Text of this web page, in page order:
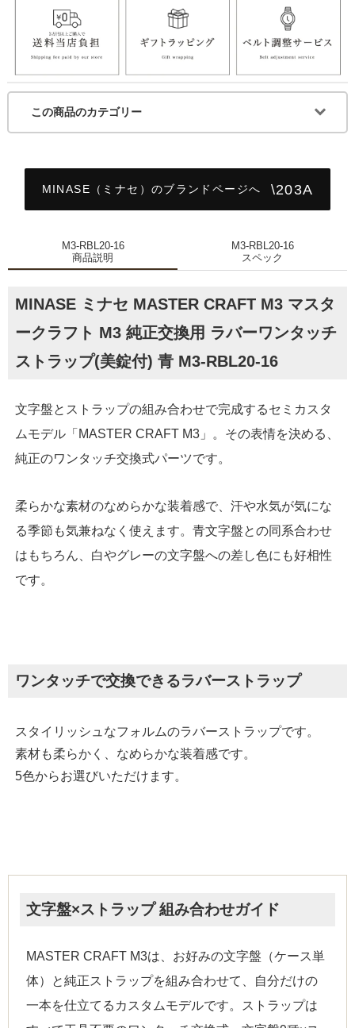
この商品のカテゴリー
MINASE（ミナセ）のブランドページへ
M3-RBL20-16
商品説明
M3-RBL20-16
スペック
MINASE ミナセ MASTER CRAFT M3 マスタ
ークラフト M3 純正交換用 ラバーワンタッチ
ストラップ(美錠付) 青 M3-RBL20-16
文字盤とストラップの組み合わせで完成するセミカスタ
ムモデル「MASTER CRAFT M3」。その表情を決める、
純正のワンタッチ交換式パーツです。
柔らかな素材のなめらかな装着感で、汗や水気が気にな
る季節も気兼ねなく使えます。青文字盤との同系合わせ
はもちろん、白やグレーの文字盤への差し色にも好相性
です。
ワンタッチで交換できるラバーストラップ
スタイリッシュなフォルムのラバーストラップです。
素材も柔らかく、なめらかな装着感です。
5色からお選びいただけます。
文字盤×ストラップ 組み合わせガイド
MASTER CRAFT M3は、お好みの文字盤（ケース単
体）と純正ストラップを組み合わせて、自分だけの
一本を仕立てるカスタムモデルです。ストラップは